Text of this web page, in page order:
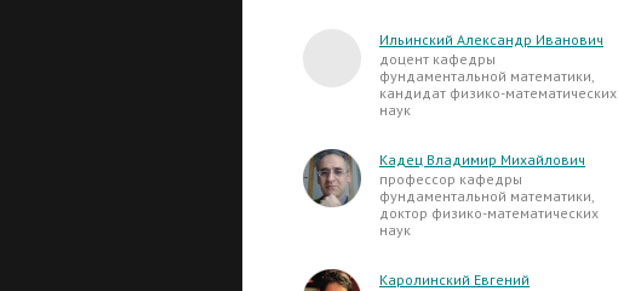
Ильинский Александр Иванович
доцент кафедры
фундаментальной математики,
кандидат физико-математических
наук
Кадец Владимир Михайлович
профессор кафедры
фундаментальной математики,
доктор физико-математических
наук
Каролинский Евгений